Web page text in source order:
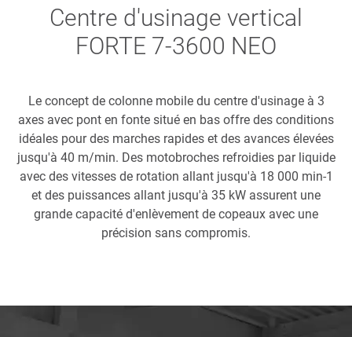
Centre d'usinage vertical
FORTE 7-3600 NEO
Le concept de colonne mobile du centre d'usinage à 3
axes avec pont en fonte situé en bas offre des conditions
idéales pour des marches rapides et des avances élevées
jusqu'à 40 m/min. Des motobroches refroidies par liquide
avec des vitesses de rotation allant jusqu'à 18 000 min-1
et des puissances allant jusqu'à 35 kW assurent une
grande capacité d'enlèvement de copeaux avec une
précision sans compromis.